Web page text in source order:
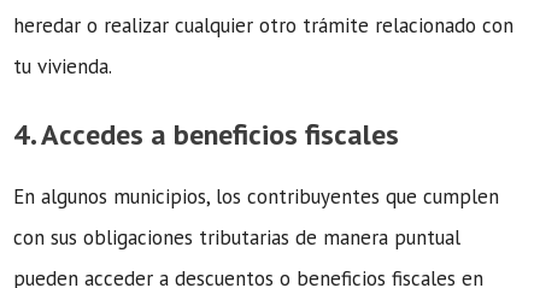
heredar o realizar cualquier otro trámite relacionado con
tu vivienda.
4. Accedes a beneficios fiscales
En algunos municipios, los contribuyentes que cumplen
con sus obligaciones tributarias de manera puntual
pueden acceder a descuentos o beneficios fiscales en